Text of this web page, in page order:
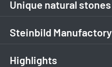
Unique natural stones
Steinbild Manufactory
Highlights